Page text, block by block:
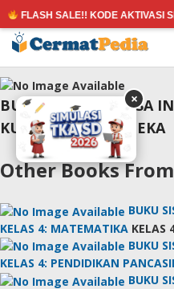
Lewati
ke
konten
FLASH SALE!! KODE AKTIVASI
BUKU SISWA BAHASA
KURIKULUM MERDEKA
Other Books From
BUKU
KELAS 4: MATEMATIKA KELAS
BUKU
KELAS 4: PENDIDIKAN
BUKU
×